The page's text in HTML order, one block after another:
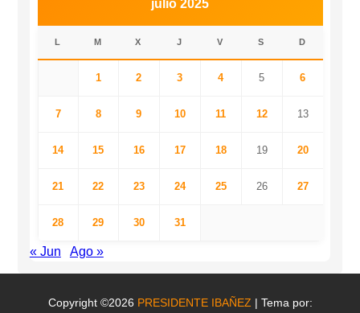
julio 2025
L M X J V S D
1 2 3 4 5 6
7 8 9 10 11 12 13
14 15 16 17 18 19 20
21 22 23 24 25 26 27
28 29 30 31
« Jun Ago »
Copyright ©2026 PRESIDENTE IBAÑEZ | Tema por: